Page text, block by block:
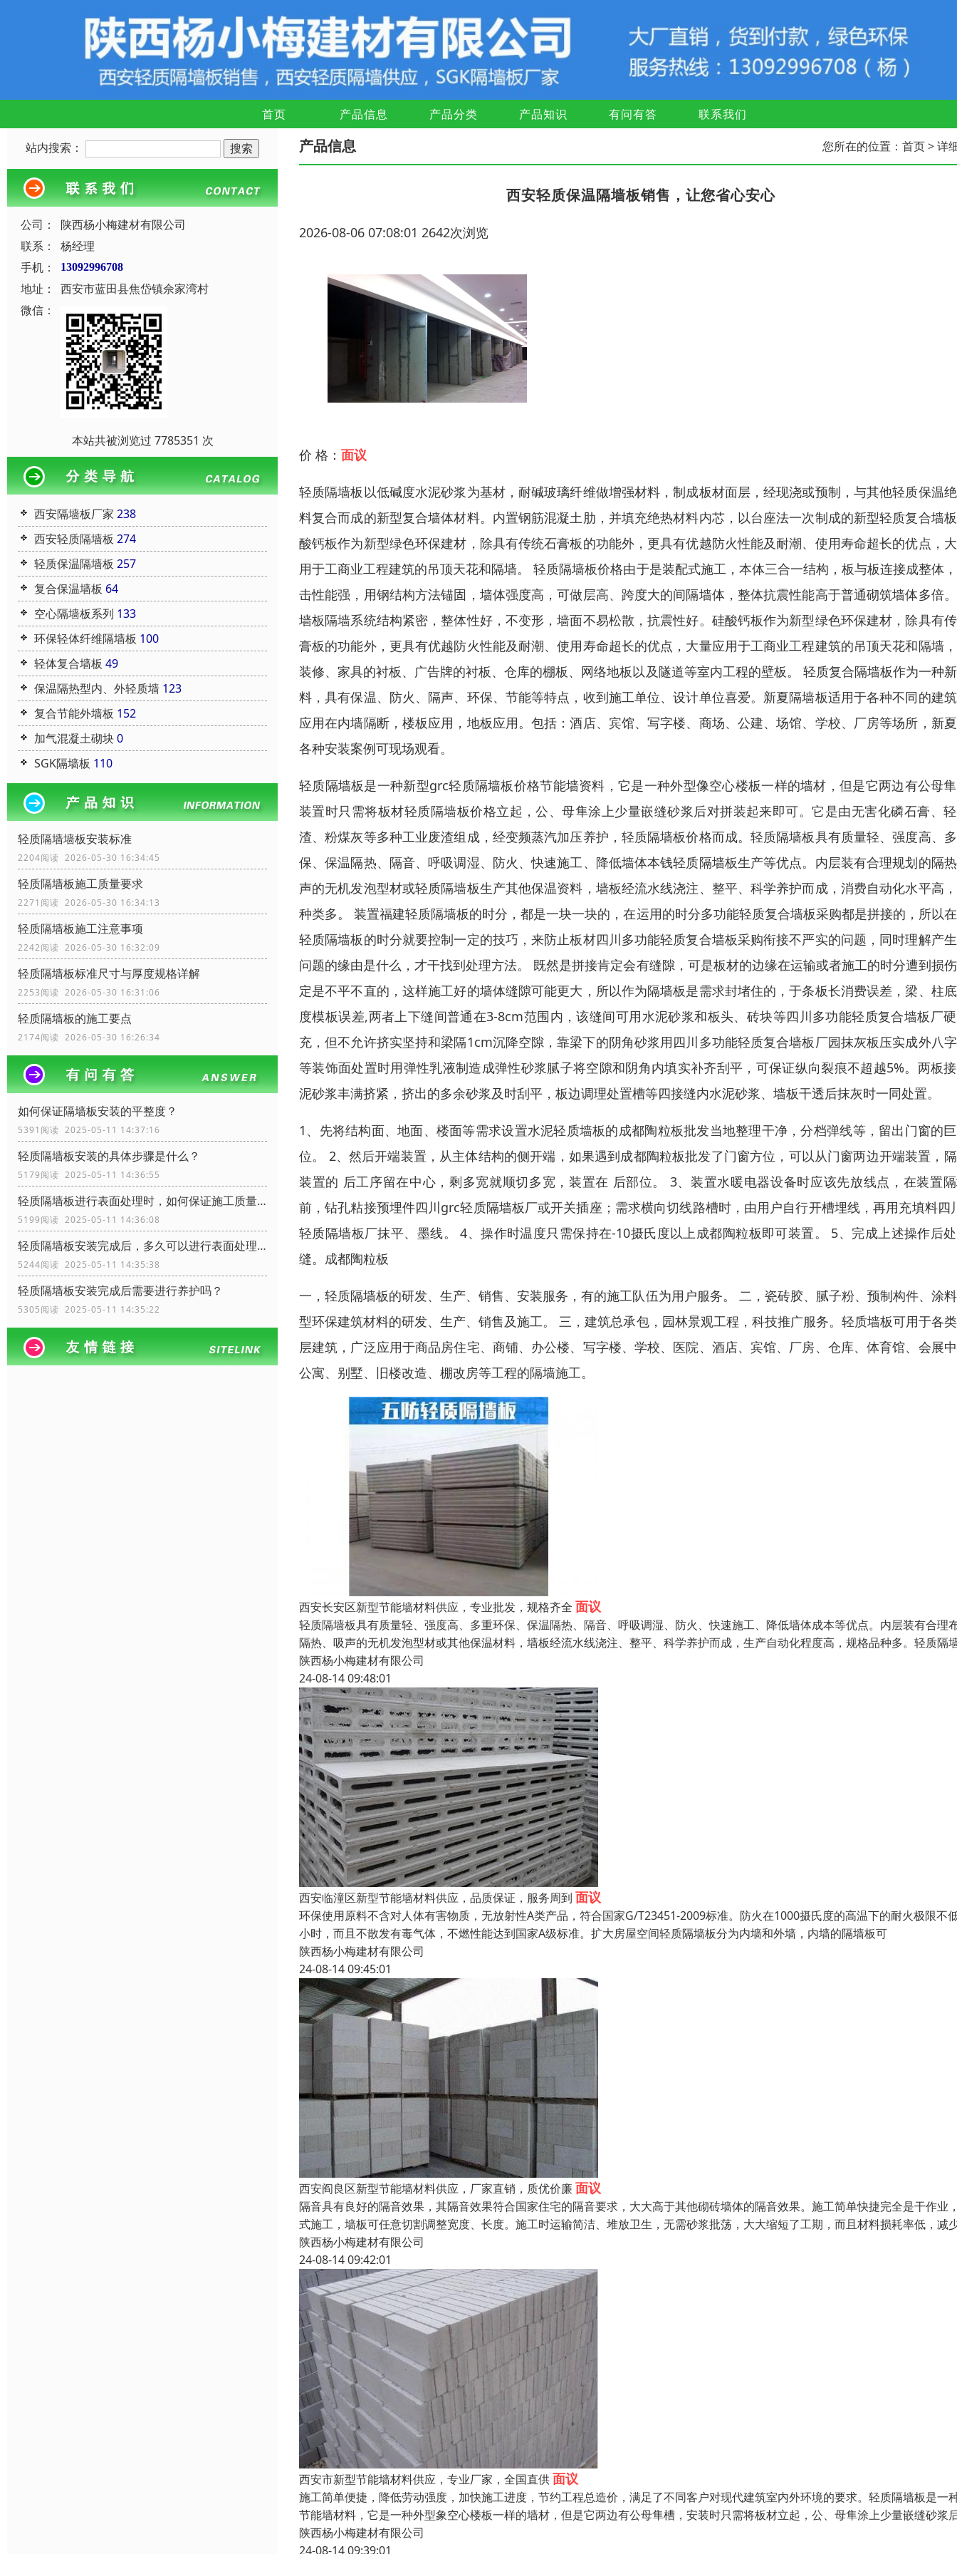
首页 产品信息 产品分类 产品知识 有问有答 联系我们
站内搜索：
公司：
陕西杨小梅建材有限公司
联系：
杨经理
手机：
13092996708
地址：
西安市蓝田县焦岱镇佘家湾村
微信：
本站共被浏览过 7785351 次
西安隔墙板厂家 238
西安轻质隔墙板 274
轻质保温隔墙板 257
复合保温墙板 64
空心隔墙板系列 133
环保轻体纤维隔墙板 100
轻体复合墙板 49
保温隔热型内、外轻质墙 123
复合节能外墙板 152
加气混凝土砌块0
SGK隔墙板 110
轻质隔墙墙板安装标准
2204阅读 2026-05-30 16:34:45
轻质隔墙板施工质量要求
2271阅读 2026-05-30 16:34:13
轻质隔墙板施工注意事项
2242阅读 2026-05-30 16:32:09
轻质隔墙板标准尺寸与厚度规格详解
2253阅读 2026-05-30 16:31:06
轻质隔墙板的施工要点
2174阅读 2026-05-30 16:26:34
如何保证隔墙板安装的平整度？
5391阅读 2025-05-11 14:37:16
轻质隔墙板安装的具体步骤是什么？
5179阅读 2025-05-11 14:36:55
轻质隔墙板进行表面处理时，如何保证施工质量？
5199阅读 2025-05-11 14:36:08
轻质隔墙板安装完成后，多久可以进行表面处理？
5244阅读 2025-05-11 14:35:38
轻质隔墙板安装完成后需要进行养护吗？
5305阅读 2025-05-11 14:35:22
产品信息 您所在的位置： 首页> 详
西安轻质保温隔墙板销售，让您省心安心
2026-08-06 07:08:01 2642次浏览
价 格： 面议
轻质隔墙板以低碱度水泥砂浆为基材，耐碱玻璃纤维做增强材料，制成板材面层，经现浇或预制，与其他轻质保温
料复合而成的新型复合墙体材料。内置钢筋混凝土肋，并填充绝热材料内芯，以台座法一次制成的新型轻质复合墙
酸钙板作为新型绿色环保建材，除具有传统石膏板的功能外，更具有优越防火性能及耐潮、使用寿命超长的优点，
用于工商业工程建筑的吊顶天花和隔墙。 轻质隔墙板价格由于是装配式施工，本体三合一结构，板与板连接成整体
击性能强，用钢结构方法锚固，墙体强度高，可做层高、跨度大的间隔墙体，整体抗震性能高于普通砌筑墙体多倍
墙板隔墙系统结构紧密，整体性好，不变形，墙面不易松散，抗震性好。硅酸钙板作为新型绿色环保建材，除具有
膏板的功能外，更具有优越防火性能及耐潮、使用寿命超长的优点，大量应用于工商业工程建筑的吊顶天花和隔墙
装修、家具的衬板、广告牌的衬板、仓库的棚板、网络地板以及隧道等室内工程的壁板。 轻质复合隔墙板作为一种
料，具有保温、防火、隔声、环保、节能等特点，收到施工单位、设计单位喜爱。新夏隔墙板适用于各种不同的建
应用在内墙隔断，楼板应用，地板应用。包括：酒店、宾馆、写字楼、商场、公建、场馆、学校、厂房等场所，新
各种安装案例可现场观看。
轻质隔墙板是一种新型grc轻质隔墙板价格节能墙资料，它是一种外型像空心楼板一样的墙材，但是它两边有公母
装置时只需将板材轻质隔墙板价格立起，公、母隼涂上少量嵌缝砂浆后对拼装起来即可。它是由无害化磷石膏、
渣、粉煤灰等多种工业废渣组成，经变频蒸汽加压养护，轻质隔墙板价格而成。轻质隔墙板具有质量轻、强度高、
保、保温隔热、隔音、呼吸调湿、防火、快速施工、降低墙体本钱轻质隔墙板生产等优点。内层装有合理规划的隔
声的无机发泡型材或轻质隔墙板生产其他保温资料，墙板经流水线浇注、整平、科学养护而成，消费自动化水平高
种类多。 装置福建轻质隔墙板的时分，都是一块一块的，在运用的时分多功能轻质复合墙板采购都是拼接的，所以
轻质隔墙板的时分就要控制一定的技巧，来防止板材四川多功能轻质复合墙板采购衔接不严实的问题，同时理解产
问题的缘由是什么，才干找到处理方法。 既然是拼接肯定会有缝隙，可是板材的边缘在运输或者施工的时分遭到损
定是不平不直的，这样施工好的墙体缝隙可能更大，所以作为隔墙板是需求封堵住的，于条板长消费误差，梁、柱
度模板误差,两者上下缝间普通在3-8cm范围内，该缝间可用水泥砂浆和板头、砖块等四川多功能轻质复合墙板厂
充，但不允许挤实坚持和梁隔1cm沉降空隙，靠梁下的阴角砂浆用四川多功能轻质复合墙板厂园抹灰板压实成外八
等装饰面处置时用弹性乳液制造成弹性砂浆腻子将空隙和阴角内填实补齐刮平，可保证纵向裂痕不超越5%。两板
泥砂浆丰满挤紧，挤出的多余砂浆及时刮平，板边调理处置槽等四接缝内水泥砂浆、墙板干透后抹灰时一同处置。
1、先将结构面、地面、楼面等需求设置水泥轻质墙板的成都陶粒板批发当地整理干净，分档弹线等，留出门窗的
位。 2、然后开端装置，从主体结构的侧开端，如果遇到成都陶粒板批发了门窗方位，可以从门窗两边开端装置，
装置的 后工序留在中心，剩多宽就顺切多宽，装置在 后部位。 3、装置水暖电器设备时应该先放线点，在装置
前，钻孔粘接预埋件四川grc轻质隔墙板厂或开关插座；需求横向切线路槽时，由用户自行开槽埋线，再用充填料四
轻质隔墙板厂抹平、墨线。 4、操作时温度只需保持在-10摄氏度以上成都陶粒板即可装置。 5、完成上述操作后
缝。成都陶粒板
一，轻质隔墙板的研发、生产、销售、安装服务，有的施工队伍为用户服务。 二，瓷砖胶、腻子粉、预制构件、涂
型环保建筑材料的研发、生产、销售及施工。 三，建筑总承包，园林景观工程，科技推广服务。轻质墙板可用于各
层建筑，广泛应用于商品房住宅、商铺、办公楼、写字楼、学校、医院、酒店、宾馆、厂房、仓库、体育馆、会展
公寓、别墅、旧楼改造、棚改房等工程的隔墙施工。
西安长安区新型节能墙材料供应，专业批发，规格齐全 面议
轻质隔墙板具有质量轻、强度高、多重环保、保温隔热、隔音、呼吸调湿、防火、快速施工、降低墙体成本等优点。内层装有合理
隔热、吸声的无机发泡型材或其他保温材料，墙板经流水线浇注、整平、科学养护而成，生产自动化程度高，规格品种多。轻质隔
陕西杨小梅建材有限公司
24-08-14 09:48:01
西安临潼区新型节能墙材料供应，品质保证，服务周到 面议
环保使用原料不含对人体有害物质，无放射性A类产品，符合国家G/T23451-2009标准。防火在1000摄氏度的高温下的耐火极限不
小时，而且不散发有毒气体，不燃性能达到国家A级标准。扩大房屋空间轻质隔墙板分为内墙和外墙，内墙的隔墙板可
陕西杨小梅建材有限公司
24-08-14 09:45:01
西安阎良区新型节能墙材料供应，厂家直销，质优价廉面议
隔音具有良好的隔音效果，其隔音效果符合国家住宅的隔音要求，大大高于其他砌砖墙体的隔音效果。施工简单快捷完全是干作业
式施工，墙板可任意切割调整宽度、长度。施工时运输简洁、堆放卫生，无需砂浆批荡，大大缩短了工期，而且材料损耗率低，减
陕西杨小梅建材有限公司
24-08-14 09:42:01
西安市新型节能墙材料供应，专业厂家，全国直供面议
施工简单便捷，降低劳动强度，加快施工进度，节约工程总造价，满足了不同客户对现代建筑室内外环境的要求。轻质隔墙板是一
节能墙材料，它是一种外型象空心楼板一样的墙材，但是它两边有公母隼槽，安装时只需将板材立起，公、母隼涂上少量嵌缝砂浆
陕西杨小梅建材有限公司
24-08-14 09:39:01